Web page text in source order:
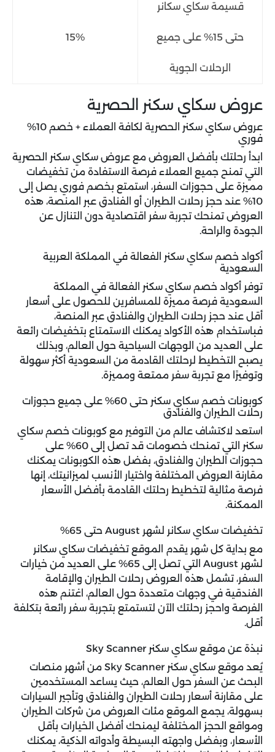
قسيمة سكاي سكانر
حتى 15% على جميع
الرحلات الجوية
15%
عروض سكاي سكنر الحصرية
عروض سكاي سكنر الحصرية لكافة العملاء + خصم 10%
فوري
ابدأ رحلتك بأفضل العروض مع عروض سكاي سكنر الحصرية
التي تمنح جميع العملاء فرصة الاستفادة من تخفيضات
مميزة على حجوزات السفر، استمتع بخصم فوري يصل إلى
10% عند حجز رحلات الطيران أو الفنادق عبر المنصة، هذه
العروض تمنحك تجربة سفر اقتصادية دون التنازل عن
الجودة والراحة.
أكواد خصم سكاي سكنر الفعالة في المملكة العربية
السعودية
توفر أكواد خصم سكاي سكنر
الفعالة في المملكة
السعودية فرصة مميزة للمسافرين للحصول على أسعار
أقل عند حجز رحلات الطيران والفنادق عبر المنصة،
فباستخدام هذه الأكواد يمكنك الاستمتاع بتخفيضات رائعة
على العديد من الوجهات السياحية حول العالم، وبذلك
يصبح التخطيط لرحلتك القادمة من السعودية أكثر سهولة
وتوفيرًا مع تجربة سفر ممتعة ومميزة.
كوبونات خصم سكاي سكنر حتى 60% على جميع حجوزات
رحلات الطيران والفنادق
استعد لاكتشاف عالم من التوفير مع كوبونات خصم سكاي
سكنر التي تمنحك خصومات قد تصل إلى 60% على
حجوزات الطيران والفنادق، بفضل هذه الكوبونات يمكنك
مقارنة العروض المختلفة واختيار الأنسب لميزانيتك، إنها
فرصة مثالية لتخطيط رحلتك القادمة بأفضل الأسعار
الممكنة.
تخفيضات سكاي سكانر لشهر August حتى 65%
مع بداية كل شهر يقدم الموقع تخفيضات سكاي سكانر
لشهر August التي تصل إلى 65% على العديد من خيارات
السفر، تشمل هذه العروض رحلات الطيران والإقامة
الفندقية في وجهات متعددة حول العالم، اغتنم هذه
الفرصة واحجز رحلتك الآن لتستمتع بتجربة سفر رائعة بتكلفة
أقل.
نبذة عن موقع سكاي سكنر Sky Scanner
يُعد موقع سكاي سكنر Sky Scanner من أشهر منصات
البحث عن السفر حول العالم، حيث يساعد المستخدمين
على مقارنة أسعار رحلات الطيران والفنادق وتأجير السيارات
بسهولة، يجمع الموقع مئات العروض من شركات الطيران
ومواقع الحجز المختلفة ليمنحك أفضل الخيارات بأقل
الأسعار، وبفضل واجهته البسيطة وأدواته الذكية، يمكنك